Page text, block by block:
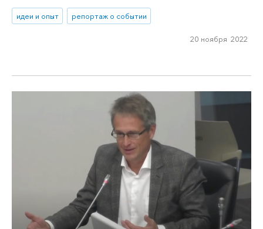
идеи и опыт репортаж о событии
20 ноября 2022